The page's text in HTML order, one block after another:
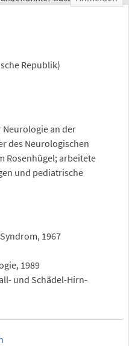
Republik)
Neurologie an der
des Neurologischen
Rosenhügel; arbeitete
und pediatrische
1967
1989
und Schädel-Hirn-